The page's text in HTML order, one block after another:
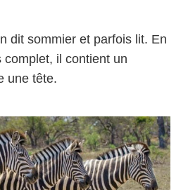
dit sommier et parfois lit. En
il contient un
une tête.